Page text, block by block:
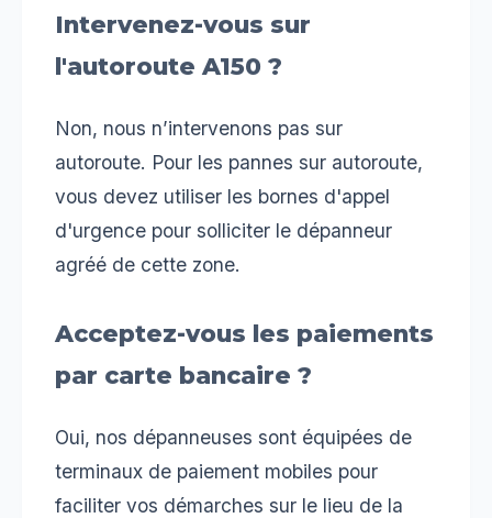
Intervenez-vous sur
l'autoroute A150 ?
Non, nous n’intervenons pas sur
autoroute. Pour les pannes sur autoroute,
vous devez utiliser les bornes d'appel
d'urgence pour solliciter le dépanneur
agréé de cette zone.
Acceptez-vous les paiements
par carte bancaire ?
Oui, nos dépanneuses sont équipées de
terminaux de paiement mobiles pour
faciliter vos démarches sur le lieu de la